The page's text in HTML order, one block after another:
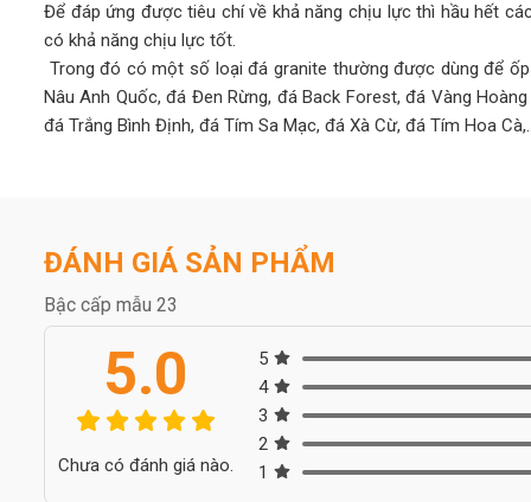
Để đáp ứng được tiêu chí về khả năng chịu lực thì hầu hết
có khả năng chịu lực tốt.
Trong đó có một số loại đá granite thường được dùng để
Nâu Anh Quốc, đá Đen Rừng, đá Back Forest, đá Vàng
đá Trắng Bình Định, đá Tím Sa Mạc, đá Xà Cừ, đá Tím Hoa
+ Tên một số loại đá marble thường dùng để ốp bậc cấp
đá Imperia gold,…
Bậc tam cấplà nơi mọi người thường xuyên đi lại nên phải
công. Dòng đá này có độ cứng, chắc, khả năng chịu lực tốt
Không chọn đá nhuộm để tránh bị bạc màu:
Bậc cấp thường chịu tác động của nắng mưa nên cần chọn
cũng như độ bóng bề mặt đá sau nhiều năm vẫn mới như ban
+ Trong các loại đá granite hiện nay thì có mộ số ít loại
ĐÁNH GIÁ SẢN PHẨM
Bậc cấp mẫu 23
5.0
Chưa có đánh giá nào.
5
4
3
2
1